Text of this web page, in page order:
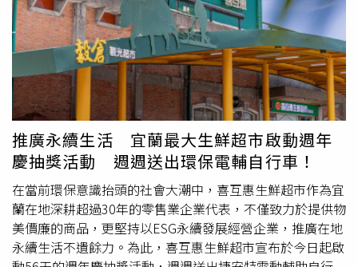
骨」則將嚴選肋骨裹滿孜然，讓人食指大動。瓦城設計2至8
人新春美味餐組合，讓顧客在新春年節大啖超值美味。（圖
／瓦城泰統集團提供）而為感謝顧客支持，瓦城泰統集團還
集結旗下9大品牌，自1/25至2/28推出「2025蛇年心理測驗
抽紅包」活動，內用消費不限金額，即可參加心理測驗解鎖
專屬風味個性，並隨機抽取美味發財金，最高金額高達
1,888元。此外，瓦城、時時香、非常泰及1010湘更聯手舉
辦「2025新春美味餐加碼！福袋戳戳樂」抽獎活動，凡至
店內點用新春美味餐，即可加碼抽取現金券、wa幣、人氣
料理等開運好禮。另外考量春節期間仍有部分家庭選擇在家
享用團圓飯，集團首度推出5大品牌新春套餐外帶自取服
務，將自1/21起於wa10 APP開放預購，並於1/23至2/3期間
提供取餐。除了可即取即享，顧客還可獲得價值超過千元的
包袋爆米花，不只凝聚喜氣更能和親友共享美味。
「DINOTAENG呆萌町戳戳樂禮盒」一共 24 格，每一格都
充滿驚喜。（499元，圖／SUNFRIEND MOUTH提供）又
可見超萌短尾袋鼠身影的「DINOTAENG呆萌町戳戳樂禮
盒」，此次主題以「Marshville COCOCUP」創作，描述
Marshville棉花糖村居民最喜歡的冬季到來，村裡新開幕的
熱可可店舉辦了可可杯比賽，村民們都為了贏得競賽而使出
渾身解數。戳戳樂禮盒一共 24 格，內容物包含日本製布丁
夾心棉花糖、多款包裝設計的汽水風味棒棒糖，以及
DINOTAENG紋身貼紙，把古靈精怪的短尾袋鼠QUOKKA印
在手上，瞬間可愛指數大提升！不僅可以讓大朋友們重拾童
年回憶，也非常適合親子一起探索、年末聚會時跟朋友們同
樂。即日起在全台 7-ELEVEN 正式開賣，2025年2月12日前
推廣永續生活 宜蘭最大生鮮超市啟動週年
慶抽獎活動 週週送出環保電輔自行車！
在當前環保意識抬頭的社會大潮中，喜互惠生鮮超市作為宜
蘭在地深耕超過30年的零售業企業代表，不僅致力於提供物
美價廉的商品，更堅持以ESG永續發展經營企業，推廣在地
永續生活不遺餘力。為此，喜互惠生鮮超市宣布於今日起啟